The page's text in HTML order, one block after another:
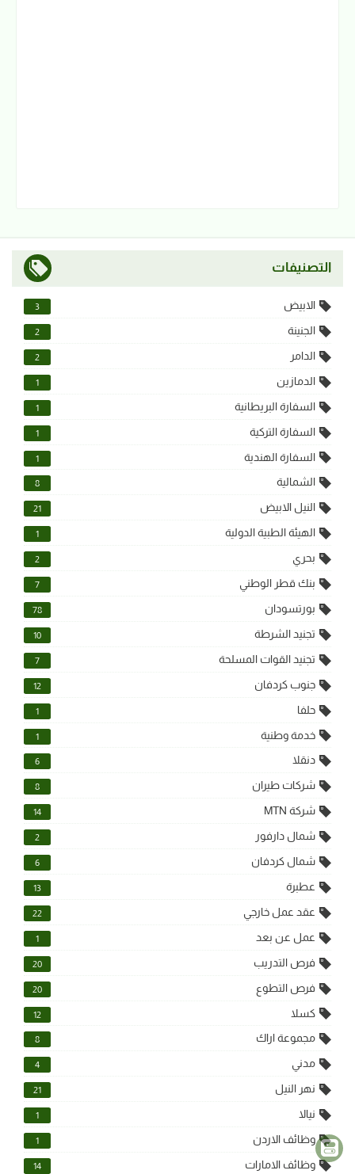
التصنيفات
الابيض 3
الجنينة 2
الدامر 2
الدمازين 1
السفارة البريطانية 1
السفارة التركية 1
السفارة الهندية 1
الشمالية 8
النيل الابيض 21
الهيئة الطبية الدولية 1
بحري 2
بنك قطر الوطني 7
بورتسودان 78
تجنيد الشرطة 10
تجنيد القوات المسلحة 7
جنوب كردفان 12
حلفا 1
خدمة وطنية 1
دنقلا 6
شركات طيران 8
شركة MTN 14
شمال دارفور 2
شمال كردفان 6
عطبرة 13
عقد عمل خارجي 22
عمل عن بعد 1
فرص التدريب 20
فرص التطوع 20
كسلا 12
مجموعة اراك 8
مدني 4
نهر النيل 21
نيالا 1
وظائف الاردن 1
وظائف الامارات 14